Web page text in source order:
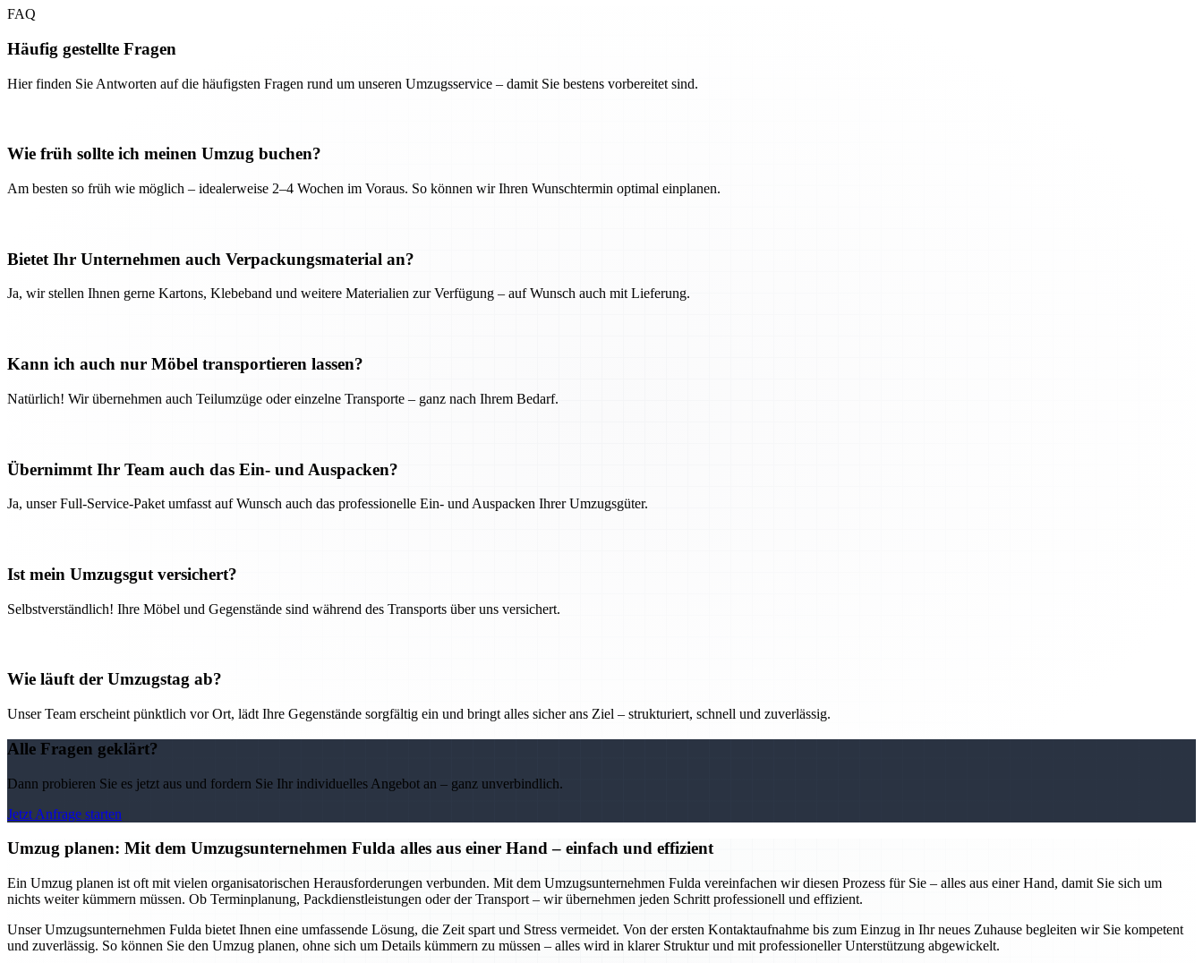
FAQ
Häufig gestellte Fragen
Hier finden Sie Antworten auf die häufigsten Fragen rund um unseren Umzugsservice – damit Sie bestens vorbereitet sind.
Wie früh sollte ich meinen Umzug buchen?
Am besten so früh wie möglich – idealerweise 2–4 Wochen im Voraus. So können wir Ihren Wunschtermin optimal einplanen.
Bietet Ihr Unternehmen auch Verpackungsmaterial an?
Ja, wir stellen Ihnen gerne Kartons, Klebeband und weitere Materialien zur Verfügung – auf Wunsch auch mit Lieferung.
Kann ich auch nur Möbel transportieren lassen?
Natürlich! Wir übernehmen auch Teilumzüge oder einzelne Transporte – ganz nach Ihrem Bedarf.
Übernimmt Ihr Team auch das Ein- und Auspacken?
Ja, unser Full-Service-Paket umfasst auf Wunsch auch das professionelle Ein- und Auspacken Ihrer Umzugsgüter.
Ist mein Umzugsgut versichert?
Selbstverständlich! Ihre Möbel und Gegenstände sind während des Transports über uns versichert.
Wie läuft der Umzugstag ab?
Unser Team erscheint pünktlich vor Ort, lädt Ihre Gegenstände sorgfältig ein und bringt alles sicher ans Ziel – strukturiert, schnell und zuverlässig.
Alle Fragen geklärt?
Dann probieren Sie es jetzt aus und fordern Sie Ihr individuelles Angebot an – ganz unverbindlich.
Jetzt Anfrage starten
Umzug planen: Mit dem Umzugsunternehmen Fulda alles aus einer Hand – einfach und effizient
Ein Umzug planen ist oft mit vielen organisatorischen Herausforderungen verbunden. Mit dem Umzugsunternehmen Fulda vereinfachen wir diesen Prozess für Sie – alles aus einer Hand, damit Sie sich um
nichts weiter kümmern müssen. Ob Terminplanung, Packdienstleistungen oder der Transport – wir übernehmen jeden Schritt professionell und effizient.
Unser Umzugsunternehmen Fulda bietet Ihnen eine umfassende Lösung, die Zeit spart und Stress vermeidet. Von der ersten Kontaktaufnahme bis zum Einzug in Ihr neues Zuhause begleiten wir Sie kompetent
und zuverlässig. So können Sie den Umzug planen, ohne sich um Details kümmern zu müssen – alles wird in klarer Struktur und mit professioneller Unterstützung abgewickelt.